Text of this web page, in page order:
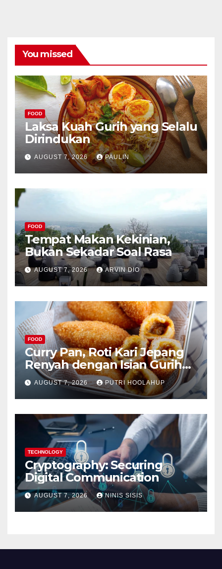
You missed
FOOD
Laksa Kuah Gurih yang Selalu
Dirindukan
AUGUST 7, 2026 PAULIN
FOOD
Tempat Makan Kekinian,
Bukan Sekadar Soal Rasa
AUGUST 7, 2026 ARVIN DIO
FOOD
Curry Pan, Roti Kari Jepang
Renyah dengan Isian Gurih
Menggoda
AUGUST 7, 2026 PUTRI HOOLAHUP
TECHNOLOGY
Cryptography: Securing
Digital Communication
AUGUST 7, 2026 NINIS SISIS